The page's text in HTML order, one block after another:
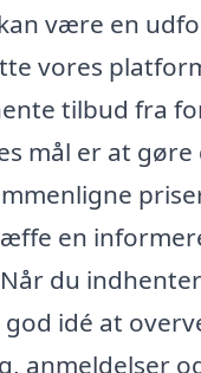
være en
vores
tilbud fra
mål er at
en
du
god idé at
anmeldelser